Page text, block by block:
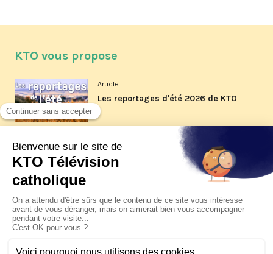
KTO vous propose
Article
Les reportages d'été 2026 de KTO
La visite pastorale du pape Léon
XIV à Assise à suivre sur KTO le
Article
Le pape en Uruguay, Argentine et